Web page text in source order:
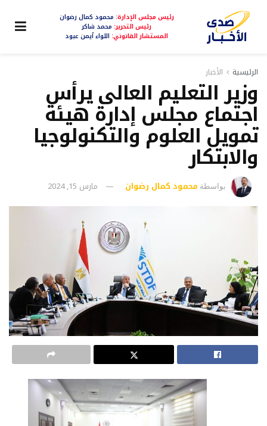
رئيس مجلس الإدارة: محمود كمال رضوان
رئيس التحرير: محمد شاكر
المستشار القانوني: اللواء أيمن عبود
الرئيسية الأخبار
وزير التعليم العالى يرأس
اجتماع مجلس إدارة هيئة
تمويل العلوم والتكنولوجيا
والابتكار
بواسطة محمود كمال رضوان مارس 15, 2024